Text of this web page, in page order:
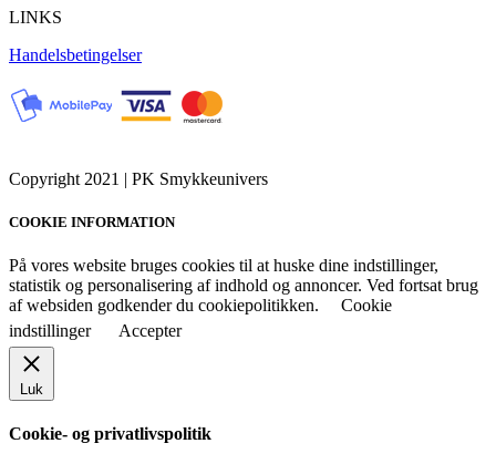
LINKS
Handelsbetingelser
Copyright 2021 | PK Smykkeunivers
COOKIE INFORMATION
På vores website bruges cookies til at huske dine indstillinger,
statistik og personalisering af indhold og annoncer. Ved fortsat brug
af websiden godkender du cookiepolitikken.
Cookie
indstillinger
Accepter
Luk
Cookie- og privatlivspolitik